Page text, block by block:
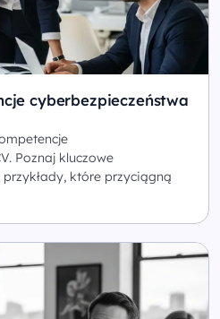
cyberbezpieczeństwa
Poznaj kluczowe
które przyciągną